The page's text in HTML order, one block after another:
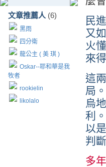
文章推薦人 (6)
黑雨
四分衛
龍公主 ( 美 琪 )
Oskar--耶和華是我
牧者
rookielin
likolalo
民
又
火
來
這
局
烏
利
以
判
多